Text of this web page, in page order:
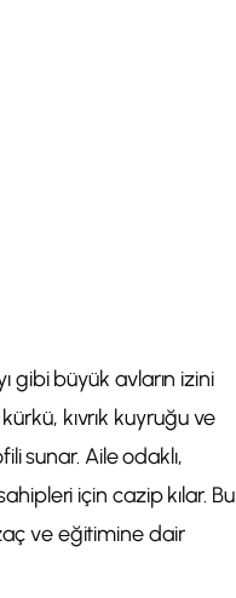
gibi büyük avların izini
kıvrık kuyruğu ve
sunar. Aile odaklı,
için cazip kılar. Bu
ve eğitimine dair